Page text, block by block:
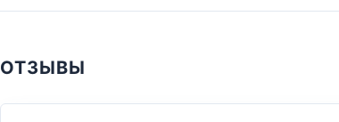
ОТЗЫВЫ